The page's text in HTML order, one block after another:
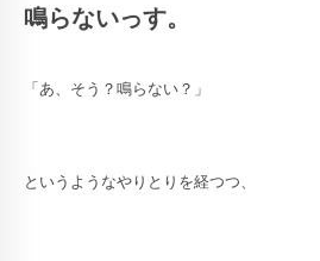
鳴らないっす。
「あ、そう？鳴らない？」
というようなやりとりを経つつ、